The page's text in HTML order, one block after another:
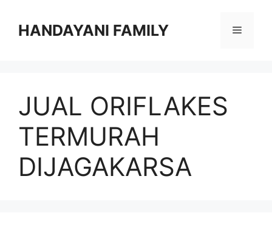
HANDAYANI FAMILY Menu
JUAL ORIFLAKES
TERMURAH
DIJAGAKARSA